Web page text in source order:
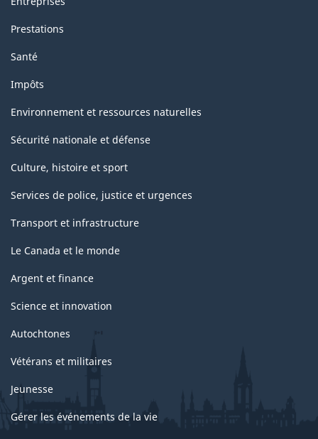
Prestations
Santé
Impôts
Environnement et ressources naturelles
Sécurité nationale et défense
Culture, histoire et sport
Services de police, justice et urgences
Transport et infrastructure
Le Canada et le monde
Argent et finance
Science et innovation
Autochtones
Vétérans et militaires
Jeunesse
Gérer les événements de la vie